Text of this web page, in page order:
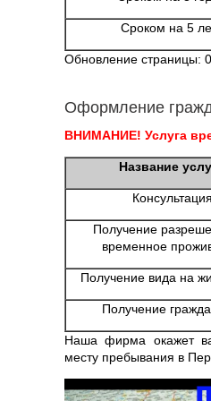
Сроком на 5
Обновление страницы:
Оформление
ВНИМАНИЕ! Услуга
Название
Консультация
Получение
временное
Получение вида на
Получение
Наша фирма окажет
месту пребывания в